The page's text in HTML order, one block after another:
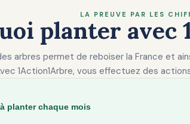
LA PREUVE PAR LES
planter avec
arbres permet de reboiser la France et
1Action1Arbre, vous effectuez des
planter chaque mois